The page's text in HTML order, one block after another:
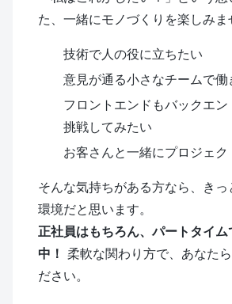
た、一緒にモノづくりを楽しみま
技術で人の役に立ちたい
意見が通る小さなチームで働
フロントエンドもバックエン
挑戦してみたい
お客さんと一緒にプロジェ
そんな気持ちがある方なら、き
環境だと思います。
正社員はもちろん、パートタイ
中！ 柔軟な関わり方で、あなた
ださい。